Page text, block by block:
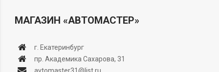
МАГАЗИН «АВТОМАСТЕР»
г. Екатеринбург
пр. Академика Сахарова, 31